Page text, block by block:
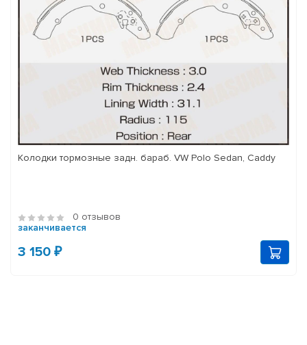
Колодки тормозные задн. бараб. VW Polo Sedan, Caddy
0 отзывов
заканчивается
3 150 ₽